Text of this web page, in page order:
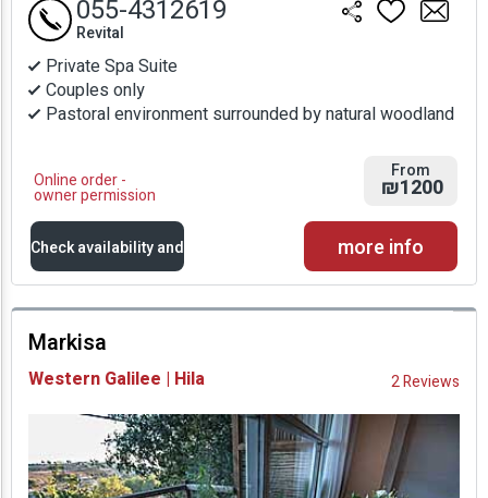
Private Spa Suite
Couples only
Pastoral environment surrounded by natural woodland
Online order -
owner permission
055-4312619
Revital
From
₪1200
Check availability and
prices
Availability and
Prices
more info
Markisa
Western Galilee | Hila 2 Reviews